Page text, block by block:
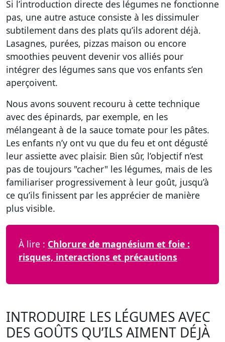
Si l’introduction directe des légumes ne fonctionne
pas, une autre astuce consiste à les dissimuler
subtilement dans des plats qu’ils adorent déjà.
Lasagnes, purées, pizzas maison ou encore
smoothies peuvent devenir vos alliés pour
intégrer des légumes sans que vos enfants s’en
aperçoivent.
Nous avons souvent recouru à cette technique
avec des épinards, par exemple, en les
mélangeant à de la sauce tomate pour les pâtes.
Les enfants n’y ont vu que du feu et ont dégusté
leur assiette avec plaisir. Bien sûr, l’objectif n’est
pas de toujours "cacher" les légumes, mais de les
familiariser progressivement à leur goût, jusqu’à
ce qu’ils finissent par les apprécier de manière
plus visible.
À lire : Chlorure de magnésium et foie :
risques, interactions et précautions
INTRODUIRE LES LÉGUMES AVEC
DES GOÛTS QU’ILS AIMENT DÉJÀ